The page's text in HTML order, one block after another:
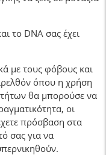
το DNA σας έχει
με τους φόβους και
όπου η χρήση
θα μπορούσε να
οι
πρόσβαση στα
σας για να